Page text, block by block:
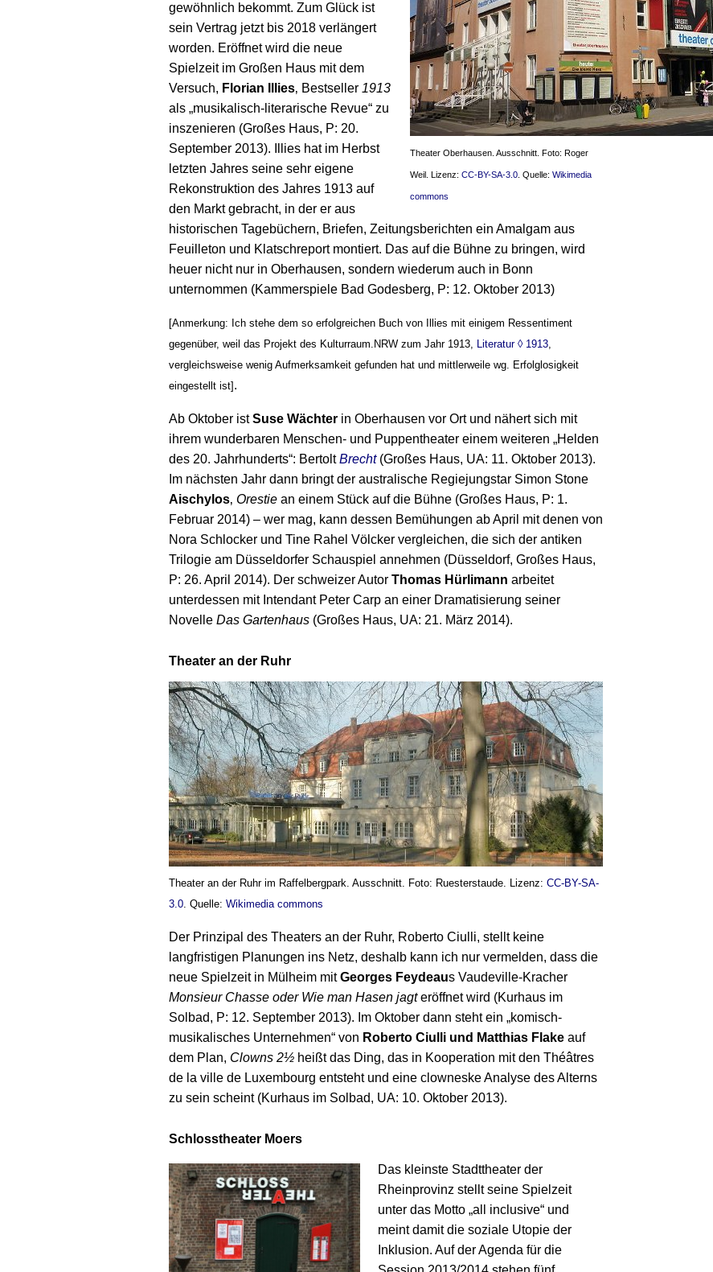
Theater Oberhausen. Ausschnitt. Foto: Roger
Weil. Lizenz: CC-BY-SA-3.0 . Quelle: Wikimedia
commons
gewöhnlich bekommt. Zum Glück ist
sein Vertrag jetzt bis 2018 verlängert
worden. Eröffnet wird die neue
Spielzeit im Großen Haus mit dem
Versuch, Florian Illies‚ Bestseller 1913
als „musikalisch-literarische Revue“ zu
inszenieren (Großes Haus, P: 20.
September 2013). Illies hat im Herbst
letzten Jahres seine sehr eigene
Rekonstruktion des Jahres 1913 auf
den Markt gebracht, in der er aus
historischen Tagebüchern, Briefen, Zeitungsberichten ein Amalgam aus
Feuilleton und Klatschreport montiert. Das auf die Bühne zu bringen, wird
heuer nicht nur in Oberhausen, sondern wiederum auch in Bonn
unternommen (Kammerspiele Bad Godesberg, P: 12. Oktober 2013)
[Anmerkung: Ich stehe dem so erfolgreichen Buch von Illies mit einigem Ressentiment
gegenüber, weil das Projekt des Kulturraum.NRW zum Jahr 1913, Literatur ◊ 1913,
vergleichsweise wenig Aufmerksamkeit gefunden hat und mittlerweile wg. Erfolglosigkeit
eingestellt ist] .
Ab Oktober istSuse Wächter in Oberhausen vor Ort und nähert sich mit
ihrem wunderbaren Menschen- und Puppentheater einem weiteren „Helden
des 20. Jahrhunderts“: BertoltBrecht(Großes Haus, UA: 11. Oktober 2013).
Im nächsten Jahr dann bringt der australische Regiejungstar Simon Stone
Aischylos‚ Orestie an einem Stück auf die Bühne (Großes Haus, P: 1.
Februar 2014) – wer mag, kann dessen Bemühungen ab April mit denen von
Nora Schlocker und Tine Rahel Völcker vergleichen, die sich der antiken
Trilogie am Düsseldorfer Schauspiel annehmen (Düsseldorf, Großes Haus,
P: 26. April 2014). Der schweizer Autor Thomas Hürlimann arbeitet
unterdessen mit Intendant Peter Carp an einer Dramatisierung seiner
Novelle Das Gartenhaus (Großes Haus, UA: 21. März 2014).
Theater an der Ruhr
Theater an der Ruhr im Raffelbergpark. Ausschnitt. Foto: Ruesterstaude. Lizenz: CC-BY-SA-
3.0. Quelle: Wikimedia commons
Der Prinzipal des Theaters an der Ruhr, Roberto Ciulli, stellt keine
langfristigen Planungen ins Netz, deshalb kann ich nur vermelden, dass die
neue Spielzeit in Mülheim mitGeorges Feydeaus Vaudeville-Kracher
Monsieur Chasse oder Wie man Hasen jagteröffnet wird (Kurhaus im
Solbad, P: 12. September 2013). Im Oktober dann steht ein „komisch-
musikalisches Unternehmen“ von Roberto Ciulli und Matthias Flake auf
dem Plan, Clowns 2½ heißt das Ding, das in Kooperation mit den Théâtres
de la ville de Luxembourg entsteht und eine clowneske Analyse des Alterns
zu sein scheint (Kurhaus im Solbad, UA: 10. Oktober 2013).
Schlosstheater Moers
Das kleinste Stadttheater der
Rheinprovinz stellt seine Spielzeit
unter das Motto „all inclusive“ und
meint damit die soziale Utopie der
Inklusion. Auf der Agenda für die